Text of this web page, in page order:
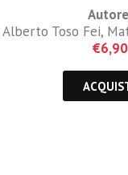
Alberto Toso Fei,
€6,90